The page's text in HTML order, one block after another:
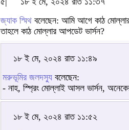
জ্যাক স্মিথ বলেছেন: আমি আগে কাঠ মোল্লার
তাহলে কাঠ মোল্লার আপডেট ভার্সন?
১৮ ই মে, ২০২৪ রাত ১১:৪৯
মরুভূমির জলদস্যু বলেছেন:
- নাহ, স্প্রিং মোল্লাই আসল ভার্সন,
১৮ ই মে, ২০২৪ রাত ১১:৫২